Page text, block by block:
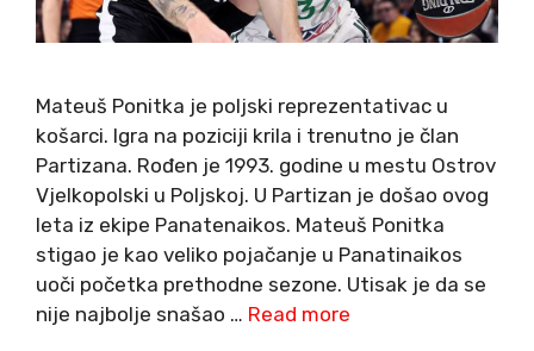
Mateuš Ponitka je poljski reprezentativac u
košarci. Igra na poziciji krila i trenutno je član
Partizana. Rođen je 1993. godine u mestu Ostrov
Vjelkopolski u Poljskoj. U Partizan je došao ovog
leta iz ekipe Panatenaikos. Mateuš Ponitka
stigao je kao veliko pojačanje u Panatinaikos
uoči početka prethodne sezone. Utisak je da se
nije najbolje snašao … Read more